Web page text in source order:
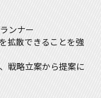
ンナー
拡散できることを強
戦略立案から提案に